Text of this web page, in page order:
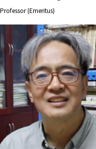
Professor (Emeritus)